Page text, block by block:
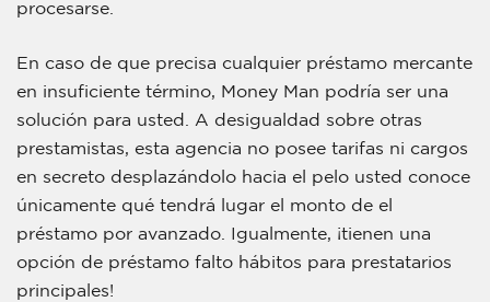
procesarse.
En caso de que precisa cualquier préstamo mercante
en insuficiente término, Money Man podría ser una
solución para usted. A desigualdad sobre otras
prestamistas, esta agencia no posee tarifas ni cargos
en secreto desplazándolo hacia el pelo usted conoce
únicamente qué tendrá lugar el monto de el
préstamo por avanzado. Igualmente, ¡tienen una
opción de préstamo falto hábitos para prestatarios
principales!